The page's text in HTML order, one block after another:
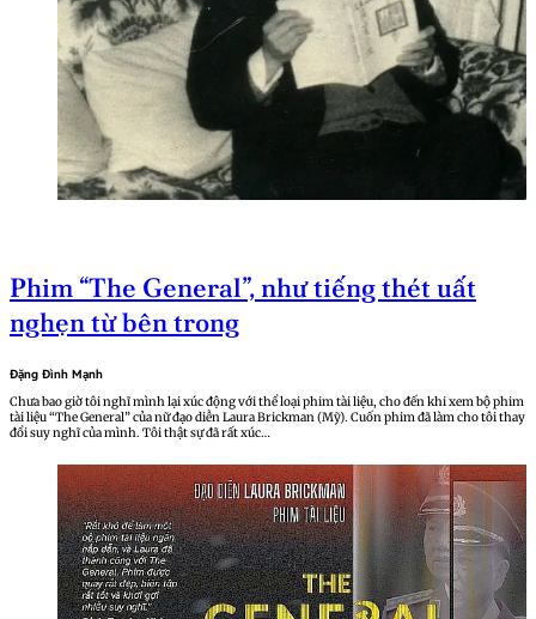
Phim “The General”, như tiếng thét uất
nghẹn từ bên trong
Đặng Đình Mạnh
Chưa bao giờ tôi nghĩ mình lại xúc động với thể loại phim tài liệu, cho đến khi xem bộ phim
tài liệu “The General” của nữ đạo diễn Laura Brickman (Mỹ). Cuốn phim đã làm cho tôi thay
đổi suy nghĩ của mình. Tôi thật sự đã rất xúc…